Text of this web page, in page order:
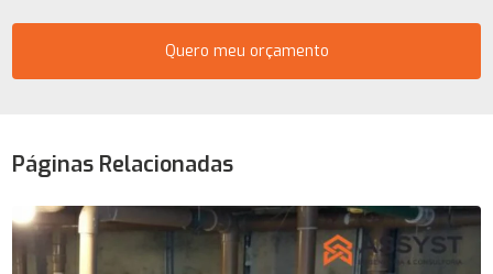
Quero meu orçamento
Páginas Relacionadas